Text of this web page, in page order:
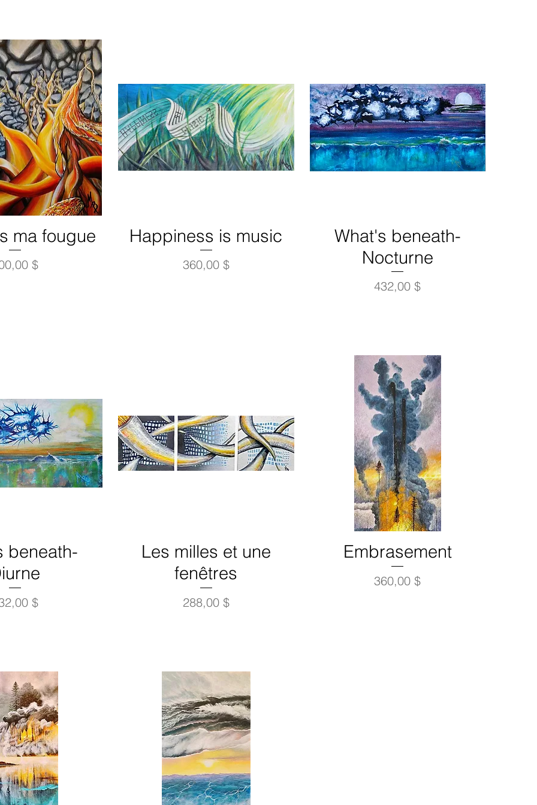
ma fougue
$
Happiness is music
Prix
360,00 $
What's beneath-
Nocturne
Prix
432,00 $
beneath-
$
Les milles et une
fenêtres
Prix
288,00 $
Embrasement
Prix
360,00 $